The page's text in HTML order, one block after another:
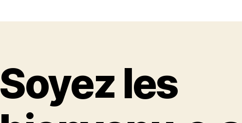
Soyez les